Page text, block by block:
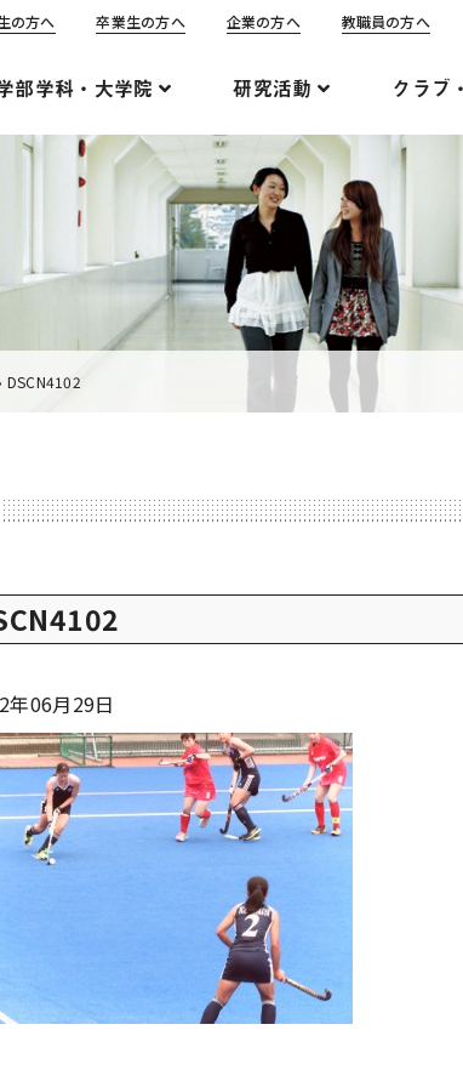
の方へ 卒業生の方へ 企業の方へ 教職員の方へ
部学科・大学院 研究活動 クラブ
DSCN4102
年06月29日